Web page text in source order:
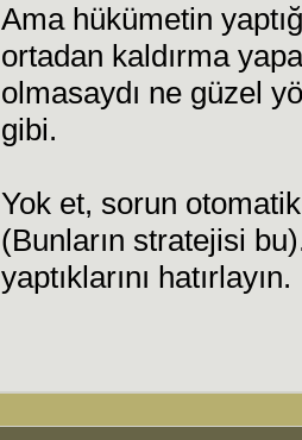
Ama hükümetin
ortadan kaldırma
olmasaydı ne güzel
gibi.
Yok et, sorun
(Bunların stratejisi
yaptıklarını hatırlayın.